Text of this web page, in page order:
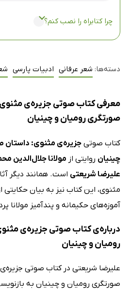
چرا کتابراه را نصب کنم؟
دسته‌ها: شعر عرفانی ادبیات پارسی
معرفی کتاب صوتی جزیره‌ی
صورتگری رومیان و چینیان
کتاب صوتی جزیره‌ی مثنوی: داستان
چینیان روایتی از مولانا جلال‌الدین
علیرضا شریعتی است. همانند دیگر
مثنوی، این کتاب نیز به بیان
آموزه‌های حکیمانه و پندآمیز مولانا
درباره‌ی کتاب صوتی جزیره‌ی
رومیان و چینیان
علیرضا شریعتی در کتاب صوتی
صورتگری رومیان و چینیان به